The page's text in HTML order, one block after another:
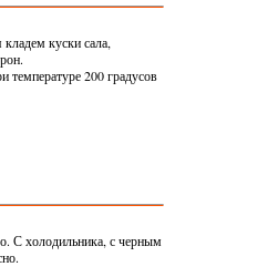
куски сала,
температуре 200 градусов
С холодильника, с черным